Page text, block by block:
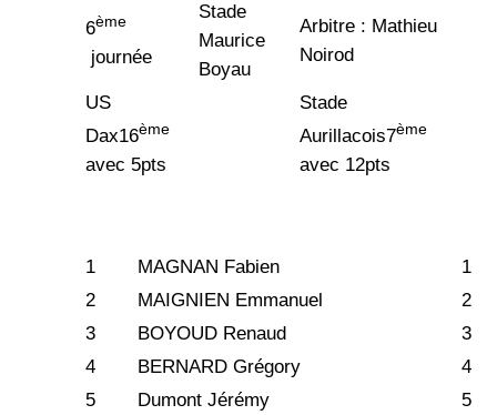
6ème
journée
Stade
Maurice
Boyau
Arbitre : Mathieu
Noirod
US
Dax16ème
avec 5pts
Stade
Aurillacois7ème
avec 12pts
1 MAGNAN Fabien
1
2
MAIGNIEN Emmanuel
2
3
BOYOUD Renaud
3
4
BERNARD Grégory
4
5
Dumont Jérémy
5